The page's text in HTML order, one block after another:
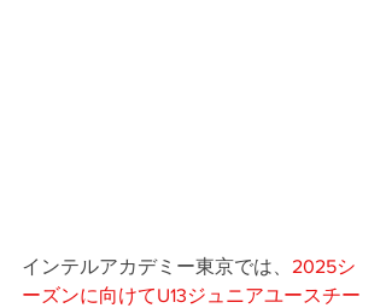
インテルアカデミー東京では、 2025シ
ーズンに向けてU13ジュニアユースチー